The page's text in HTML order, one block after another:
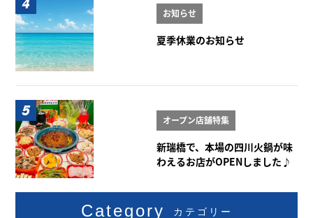
お知らせ
夏季休業のお知らせ
オープン店舗特集
新瑞橋で、本場の四川火鍋が味
わえるお店がOPENしました♪
Category カテゴリー